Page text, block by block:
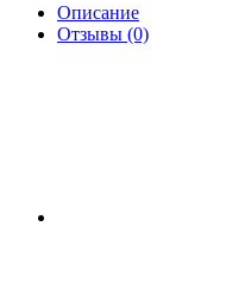
Описание
Отзывы (0)